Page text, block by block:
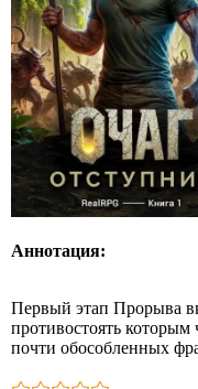
Аннотация:
Первый этап Прорыва
противостоять которым
почти обособленных